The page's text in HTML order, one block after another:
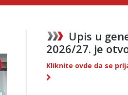
Upis u
2026/27. je
Kliknite ovde da se